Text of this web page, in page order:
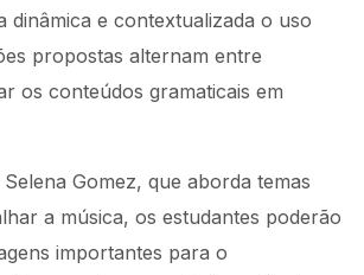
dinâmica e contextualizada o uso
propostas alternam entre
os conteúdos gramaticais em
Gomez, que aborda temas
a música, os estudantes poderão
importantes para o